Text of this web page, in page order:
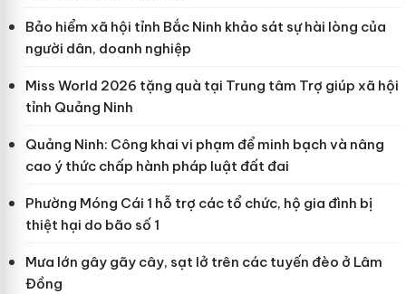
Bảo hiểm xã hội tỉnh Bắc Ninh khảo sát sự hài lòng của
người dân, doanh nghiệp
Miss World 2026 tặng quà tại Trung tâm Trợ giúp xã hội
tỉnh Quảng Ninh
Quảng Ninh: Công khai vi phạm để minh bạch và nâng
cao ý thức chấp hành pháp luật đất đai
Phường Móng Cái 1 hỗ trợ các tổ chức, hộ gia đình bị
thiệt hại do bão số 1
Mưa lớn gây gãy cây, sạt lở trên các tuyến đèo ở Lâm
Đồng